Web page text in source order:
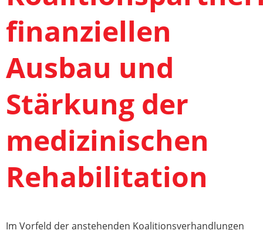
finanziellen
Ausbau und
Stärkung der
medizinischen
Rehabilitation
Im Vorfeld der anstehenden Koalitionsverhandlungen